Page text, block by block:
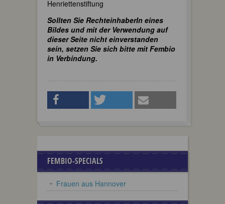
Henriettenstiftung
Sollten Sie RechteinhaberIn eines
Bildes und mit der Verwendung auf
dieser Seite nicht einverstanden
sein, setzen Sie sich bitte mit Fembio
in Verbindung.
FEMBIO-SPECIALS
Frauen aus Hannover